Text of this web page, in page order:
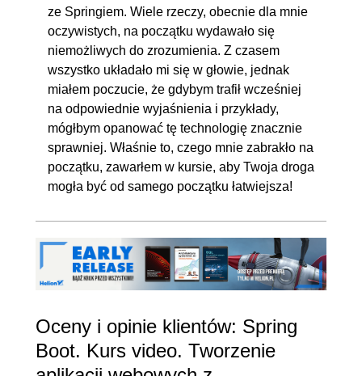
ze Springiem. Wiele rzeczy, obecnie dla mnie
oczywistych, na początku wydawało się
niemożliwych do zrozumienia. Z czasem
wszystko układało mi się w głowie, jednak
miałem poczucie, że gdybym trafił wcześniej
na odpowiednie wyjaśnienia i przykłady,
mógłbym opanować tę technologię znacznie
sprawniej. Właśnie to, czego mnie zabrakło na
początku, zawarłem w kursie, aby Twoja droga
mogła być od samego początku łatwiejsza!
Oceny i opinie klientów: Spring
Boot. Kurs video. Tworzenie